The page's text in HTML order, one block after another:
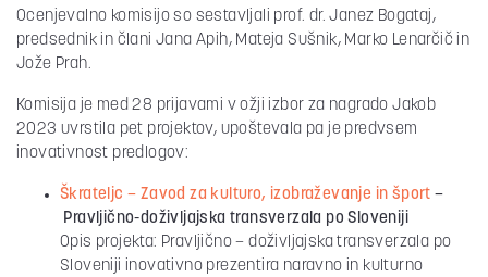
Ocenjevalno komisijo so sestavljali prof. dr. Janez Bogataj,
predsednik in člani Jana Apih, Mateja Sušnik, Marko Lenarčič in
Jože Prah.
Komisija je med 28 prijavami v ožji izbor za nagrado Jakob
2023 uvrstila pet projektov, upoštevala pa je predvsem
inovativnost predlogov:
Škrateljc – Zavod za kulturo, izobraževanje in šport –
Pravljično-doživljajska transverzala po Sloveniji
Opis projekta: Pravljično – doživljajska transverzala po
Sloveniji inovativno prezentira naravno in kulturno